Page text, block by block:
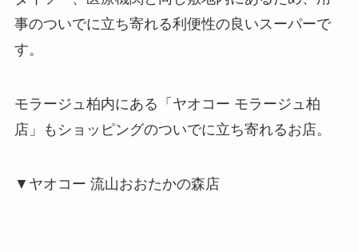
事のついでに立ち寄れる利便性の良いスーパーで
す。
モラージュ柏内にある「ヤオコー モラージュ柏
店」もショッピングのついでに立ち寄れるお店。
▼ヤオコー 流山おおたかの森店